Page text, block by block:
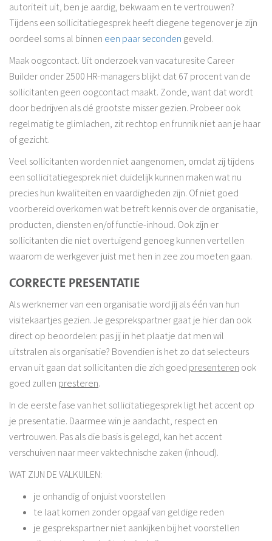
autoriteit uit, ben je aardig, bekwaam en te vertrouwen?
Tijdens een sollicitatiegesprek heeft diegene tegenover je zijn
oordeel soms al binnen een paar seconden geveld.
Maak oogcontact. Uit onderzoek van vacaturesite Career
Builder onder 2500 HR-managers blijkt dat 67 procent van de
sollicitanten geen oogcontact maakt. Zonde, want dat wordt
door bedrijven als dé grootste misser gezien. Probeer ook
regelmatig te glimlachen, zit rechtop en frunnik niet aan je haar
of gezicht.
Veel sollicitanten worden niet aangenomen, omdat zij tijdens
een sollicitatiegesprek niet duidelijk kunnen maken wat nu
precies hun kwaliteiten en vaardigheden zijn. Of niet goed
voorbereid overkomen wat betreft kennis over de organisatie,
producten, diensten en/of functie-inhoud. Ook zijn er
sollicitanten die niet overtuigend genoeg kunnen vertellen
waarom de werkgever juist met hen in zee zou moeten gaan.
CORRECTE PRESENTATIE
Als werknemer van een organisatie word jij als één van hun
visitekaartjes gezien. Je gesprekspartner gaat je hier dan ook
direct op beoordelen: pas jij in het plaatje dat men wil
uitstralen als organisatie? Bovendien is het zo dat selecteurs
ervan uit gaan dat sollicitanten die zich goed presenteren ook
goed zullen presteren.
In de eerste fase van het sollicitatiegesprek ligt het accent op
je presentatie. Daarmee win je aandacht, respect en
vertrouwen. Pas als die basis is gelegd, kan het accent
verschuiven naar meer vaktechnische zaken (inhoud).
WAT ZIJN DE VALKUILEN:
je onhandig of onjuist voorstellen
te laat komen zonder opgaaf van geldige reden
je gesprekspartner niet aankijken bij het voorstellen